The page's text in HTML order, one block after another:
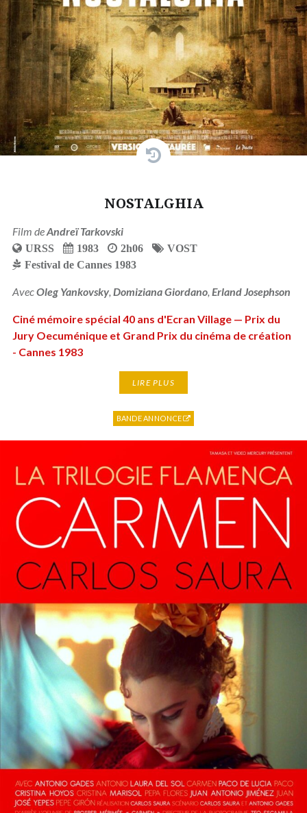
NOSTALGHIA
Film deAndreï Tarkovski
URSS 1983 2h06
VOST
Festival de Cannes 1983
AvecOleg Yankovsky, Domiziana Giordano, Erland Josephson
Ciné mémoire spécial 40 ans d'Ecran Village — Prix du
Jury Oecuménique et Grand Prix du cinéma de création
- Cannes 1983
LIRE PLUS
BANDE ANNONCE